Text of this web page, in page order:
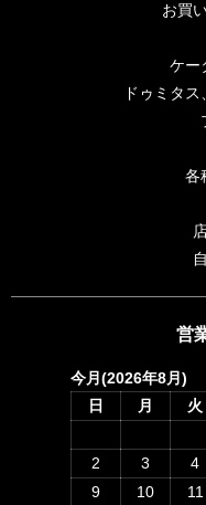
お買
ケー
ドゥミタ
各
営
今月(2026年8月)
日
月 火
2
3 4
9
10 11